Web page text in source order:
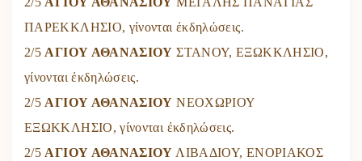
ΠΑΡΕΚΚΛΗΣΙΟ, γίνονται ἐκδηλώσεις.
2/5 ΑΓΙΟΥ ΑΘΑΝΑΣΙΟΥ ΣΤΑΝΟΥ, ΕΞΩΚΚΛΗΣΙΟ,
γίνονται ἐκδηλώσεις.
2/5 ΑΓΙΟΥ ΑΘΑΝΑΣΙΟΥ ΝΕΟΧΩΡΙΟΥ
ΕΞΩΚΚΛΗΣΙΟ, γίνονται ἐκδηλώσεις.
2/5 ΑΓΙΟΥ ΑΘΑΝΑΣΙΟΥ ΛΙΒΑΔΙΟΥ, ΕΝΟΡΙΑΚΟΣ